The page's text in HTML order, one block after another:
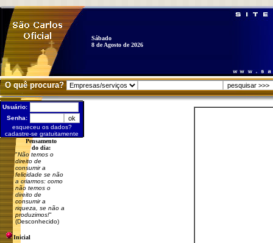
Sábado
8 de Agosto de 2026
O quê procura?
Usuário:
Senha:
esqueceu os dados?
cadastre-se gratuitamente
Pensamento
do dia:
"Não temos o
direito de
consumir a
felicidade se não
a criarmos: como
não temos o
direito de
consumir a
riqueza, se não a
produzimos!"
(Desconhecido)
Inicial